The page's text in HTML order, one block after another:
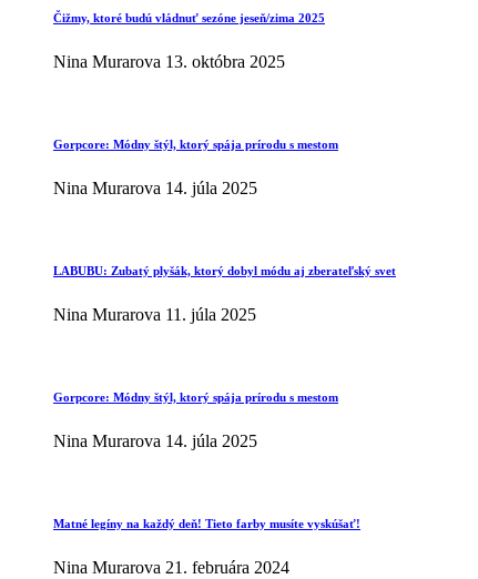
Čižmy, ktoré budú vládnuť sezóne jeseň/zima 2025
Nina Murarova 13. októbra 2025
Gorpcore: Módny štýl, ktorý spája prírodu s mestom
Nina Murarova 14. júla 2025
LABUBU: Zubatý plyšák, ktorý dobyl módu aj zberateľský svet
Nina Murarova 11. júla 2025
Gorpcore: Módny štýl, ktorý spája prírodu s mestom
Nina Murarova 14. júla 2025
Matné legíny na každý deň! Tieto farby musíte vyskúšať!
Nina Murarova 21. februára 2024